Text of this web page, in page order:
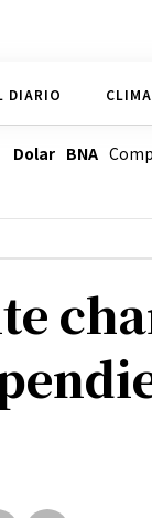
DIARIO CLIMA
Dolar BNA